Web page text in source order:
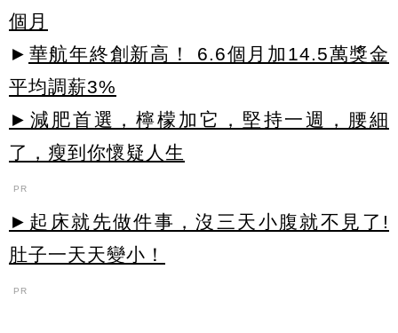
個月
► 華航年終創新高！ 6.6個月加14.5萬獎金
平均調薪3%
►減肥首選，檸檬加它，堅持一週，腰細
了，瘦到你懷疑人生
PR
►起床就先做件事，沒三天小腹就不見了!
肚子一天天變小！
PR